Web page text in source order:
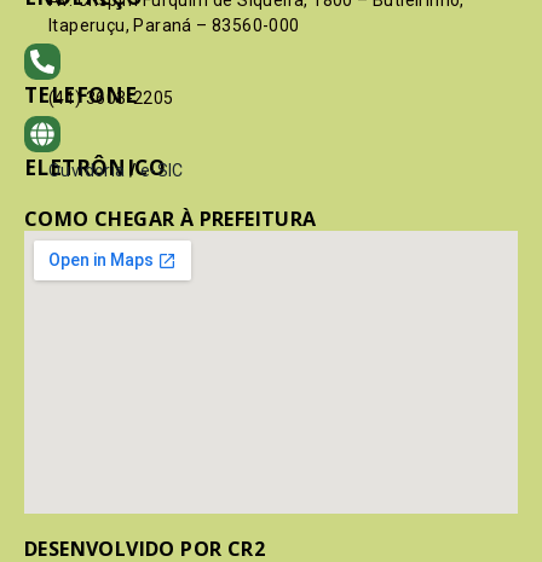
Itaperuçu, Paraná – 83560-000
TELEFONE
(41) 3603-2205
ELETRÔNICO
Ouvidoria / e-SIC
COMO CHEGAR À PREFEITURA
DESENVOLVIDO POR CR2